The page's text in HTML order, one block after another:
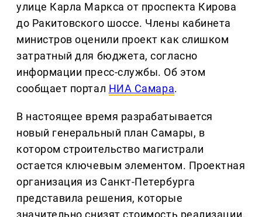
улице Карла Маркса от проспекта Кирова
до Ракитовского шоссе. Члены кабинета
министров оценили проект как слишком
затратный для бюджета, согласно
информации пресс-службы. Об этом
сообщает портал НИА Самара.
В настоящее время разрабатывается
новый генеральный план Самары, в
котором строительство магистрали
остается ключевым элементом. Проектная
организация из Санкт-Петербурга
представила решения, которые
значительно снизят стоимость реализации.